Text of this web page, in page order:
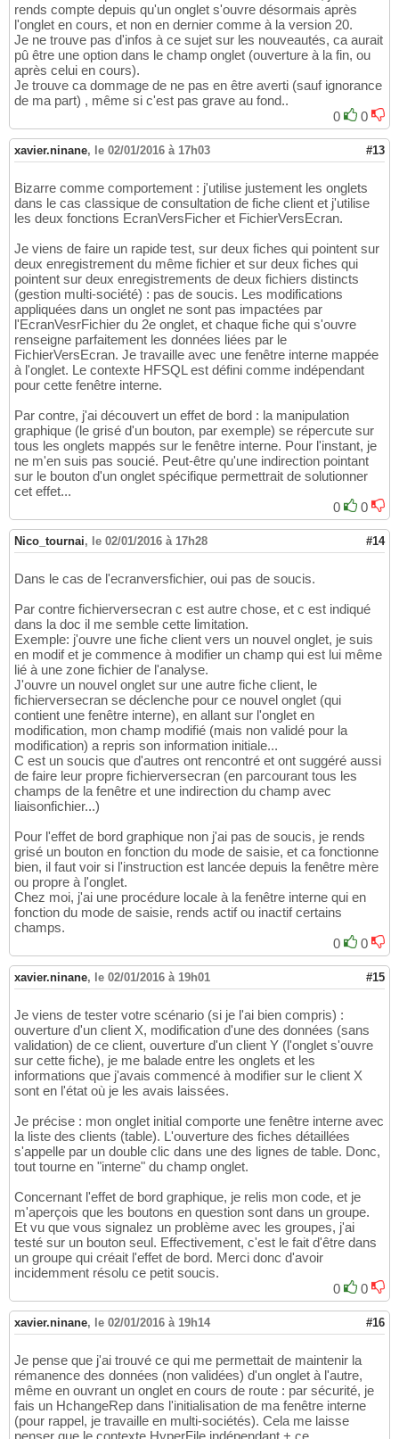
rends compte depuis qu'un onglet s'ouvre désormais après
l'onglet en cours, et non en dernier comme à la version 20.
Je ne trouve pas d'infos à ce sujet sur les nouveautés, ca aurait
pû être une option dans le champ onglet (ouverture à la fin, ou
après celui en cours).
Je trouve ca dommage de ne pas en être averti (sauf ignorance
de ma part) , même si c'est pas grave au fond..
0
0
xavier.ninane, le 02/01/2016 à 17h03 #13
Bizarre comme comportement : j'utilise justement les onglets
dans le cas classique de consultation de fiche client et j'utilise
les deux fonctions EcranVersFicher et FichierVersEcran.
Je viens de faire un rapide test, sur deux fiches qui pointent sur
deux enregistrement du même fichier et sur deux fiches qui
pointent sur deux enregistrements de deux fichiers distincts
(gestion multi-société) : pas de soucis. Les modifications
appliquées dans un onglet ne sont pas impactées par
l'EcranVesrFichier du 2e onglet, et chaque fiche qui s'ouvre
renseigne parfaitement les données liées par le
FichierVersEcran. Je travaille avec une fenêtre interne mappée
à l'onglet. Le contexte HFSQL est défini comme indépendant
pour cette fenêtre interne.
Par contre, j'ai découvert un effet de bord : la manipulation
graphique (le grisé d'un bouton, par exemple) se répercute sur
tous les onglets mappés sur le fenêtre interne. Pour l'instant, je
ne m'en suis pas soucié. Peut-être qu'une indirection pointant
sur le bouton d'un onglet spécifique permettrait de solutionner
cet effet...
0
0
Nico_tournai, le 02/01/2016 à 17h28 #14
Dans le cas de l'ecranversfichier, oui pas de soucis.
Par contre fichierversecran c est autre chose, et c est indiqué
dans la doc il me semble cette limitation.
Exemple: j'ouvre une fiche client vers un nouvel onglet, je suis
en modif et je commence à modifier un champ qui est lui même
lié à une zone fichier de l'analyse.
J'ouvre un nouvel onglet sur une autre fiche client, le
fichierversecran se déclenche pour ce nouvel onglet (qui
contient une fenêtre interne), en allant sur l'onglet en
modification, mon champ modifié (mais non validé pour la
modification) a repris son information initiale...
C est un soucis que d'autres ont rencontré et ont suggéré aussi
de faire leur propre fichierversecran (en parcourant tous les
champs de la fenêtre et une indirection du champ avec
liaisonfichier...)
Pour l'effet de bord graphique non j'ai pas de soucis, je rends
grisé un bouton en fonction du mode de saisie, et ca fonctionne
bien, il faut voir si l'instruction est lancée depuis la fenêtre mère
ou propre à l'onglet.
Chez moi, j'ai une procédure locale à la fenêtre interne qui en
fonction du mode de saisie, rends actif ou inactif certains
champs.
0
0
xavier.ninane, le 02/01/2016 à 19h01 #15
Je viens de tester votre scénario (si je l'ai bien compris) :
ouverture d'un client X, modification d'une des données (sans
validation) de ce client, ouverture d'un client Y (l'onglet s'ouvre
sur cette fiche), je me balade entre les onglets et les
informations que j'avais commencé à modifier sur le client X
sont en l'état où je les avais laissées.
Je précise : mon onglet initial comporte une fenêtre interne avec
la liste des clients (table). L'ouverture des fiches détaillées
s'appelle par un double clic dans une des lignes de table. Donc,
tout tourne en "interne" du champ onglet.
Concernant l'effet de bord graphique, je relis mon code, et je
m'aperçois que les boutons en question sont dans un groupe.
Et vu que vous signalez un problème avec les groupes, j'ai
testé sur un bouton seul. Effectivement, c'est le fait d'être dans
un groupe qui créait l'effet de bord. Merci donc d'avoir
incidemment résolu ce petit soucis.
0
0
xavier.ninane, le 02/01/2016 à 19h14 #16
Je pense que j'ai trouvé ce qui me permettait de maintenir la
rémanence des données (non validées) d'un onglet à l'autre,
même en ouvrant un onglet en cours de route : par sécurité, je
fais un HchangeRep dans l'initialisation de ma fenêtre interne
(pour rappel, je travaille en multi-sociétés). Cela me laisse